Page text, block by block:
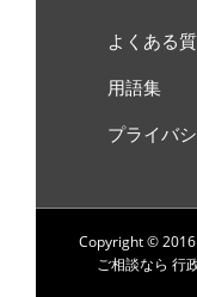
よくある
用語集
プライバ
Copyright © 2016
ご相談なら 行